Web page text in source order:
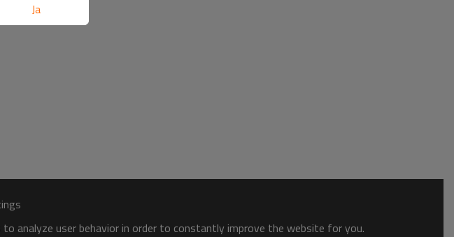
analyze user behavior in order to constantly improve the website for you.
Ja